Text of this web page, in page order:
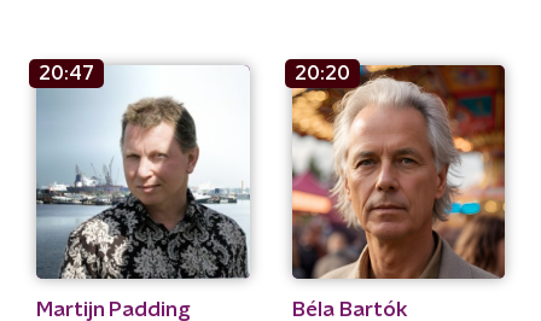
20:47
Martijn Padding
20:20
Béla Bartók